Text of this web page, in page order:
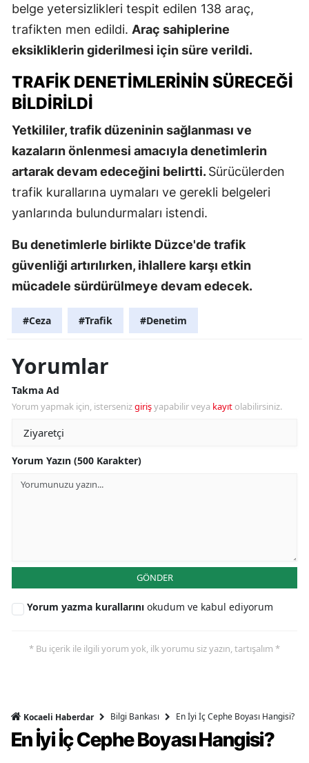
belge yetersizlikleri tespit edilen 138 araç,
trafikten men edildi. Araç sahiplerine
eksikliklerin giderilmesi için süre verildi.
TRAFIK DENETIMLERININ SÜRECEĞI
BILDIRILDI
Yetkililer, trafik düzeninin sağlanması ve
kazaların önlenmesi amacıyla denetimlerin
artarak devam edeceğini belirtti.Sürücülerden
trafik kurallarına uymaları ve gerekli belgeleri
yanlarında bulundurmaları istendi.
Bu denetimlerle birlikte Düzce'de trafik
güvenliği artırılırken, ihlallere karşı etkin
mücadele sürdürülmeye devam edecek.
#Ceza #Trafik #Denetim
Yorumlar
Takma Ad
Yorum yapmak için, istersenizgirişyapabilir veya kayıt olabilirsiniz.
Yorum Yazın (500 Karakter)
GÖNDER
Yorum yazma kurallarını okudum ve kabul ediyorum
* Bu içerik ile ilgili yorum yok, ilk yorumu siz yazın, tartışalım *
Kocaeli Haberdar Bilgi Bankası En İyi İç Cephe Boyası Hangisi?
En İyi İç Cephe Boyası Hangisi?